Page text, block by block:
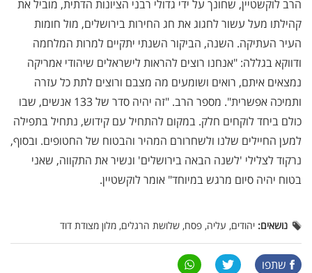
הרב לוקשטיין, שחונך על ידי גדולי רבני הציונות הדתית, מוביל את
קהילתו מעל עשור לחגוג את חג החירות בירושלים, מול חומות
העיר העתיקה. השנה, הביקור השנתי יתקיים למרות המלחמה
ודווקא בגללה: "אנחנו רוצים להראות לישראלים שיהודי אמריקה
נמצאים איתם, רואים ושומעים מה מצבם ורוצים לתת כל עזרה
ותמיכה אפשרית". מספר הרב. "זה יהיה סדר של 133 אנשים, שבו
כולם ביחד לוקחים חלק. במקום להתחיל עם קידוש, נתחיל בתפילה
למען החיילים שלנו ולשחרורם המהיר והבטוח של החטופים. ובסוף,
נרקוד לצלילי 'לשנה הבאה בירושלים' ונשיר את התקווה, שאני
בטוח יהיה סיום מרגש במיוחד" אומר לוקשטיין.
נושאים: יהודים, עליה, פסח, שלושת הרגלים, מלון מצודת דוד
שתפו